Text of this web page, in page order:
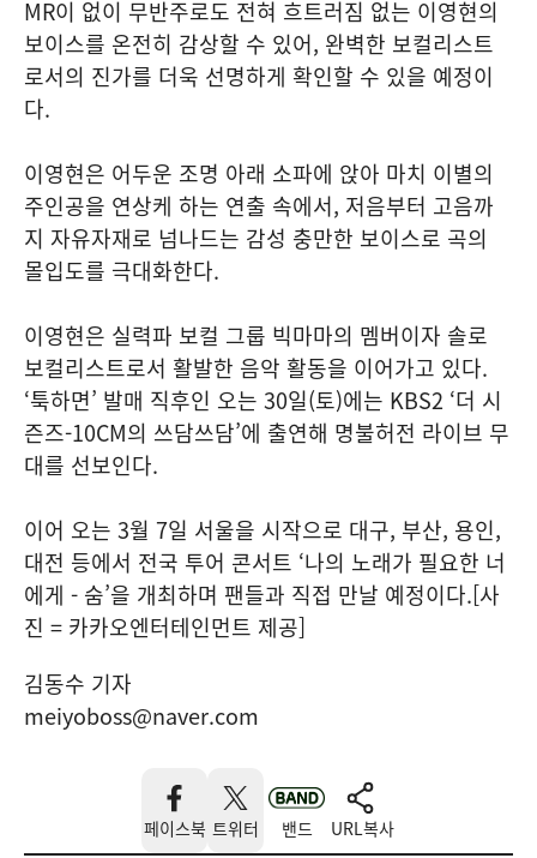
MR이 없이 무반주로도 전혀 흐트러짐 없는 이영현의
보이스를 온전히 감상할 수 있어, 완벽한 보컬리스트
로서의 진가를 더욱 선명하게 확인할 수 있을 예정이
다.
이영현은 어두운 조명 아래 소파에 앉아 마치 이별의
주인공을 연상케 하는 연출 속에서, 저음부터 고음까
지 자유자재로 넘나드는 감성 충만한 보이스로 곡의
몰입도를 극대화한다.
이영현은 실력파 보컬 그룹 빅마마의 멤버이자 솔로
보컬리스트로서 활발한 음악 활동을 이어가고 있다.
‘툭하면’ 발매 직후인 오는 30일(토)에는 KBS2 ‘더 시
즌즈-10CM의 쓰담쓰담’에 출연해 명불허전 라이브 무
대를 선보인다.
이어 오는 3월 7일 서울을 시작으로 대구, 부산, 용인,
대전 등에서 전국 투어 콘서트 ‘나의 노래가 필요한 너
에게 - 숨’을 개최하며 팬들과 직접 만날 예정이다.[사
진 = 카카오엔터테인먼트 제공]
김동수 기자
meiyoboss@naver.com
페이스북 트위터 밴드 URL복사